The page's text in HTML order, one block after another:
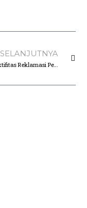
SELANJUTNYA
Terkait Aktifitas Reklamasi Pelabuhan Benoa : Tetap Tidak Mau Terbuka, WALHI Kecam Pelindo III Dan Pertanyakan Award Dari KI Pusat.